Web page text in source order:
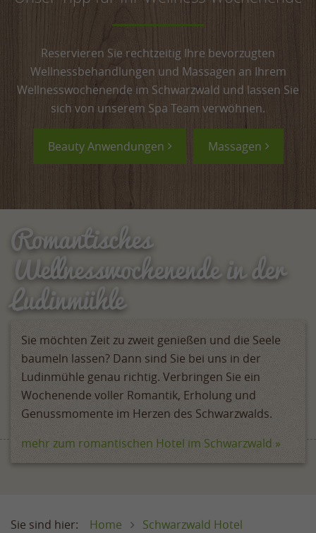
Reservieren Sie rechtzeitig Ihre bevorzugten
Wellnessbehandlungen und Massagen an Ihrem
Wellnesswochenende im Schwarzwald und lassen Sie
sich von unserem Spa Team verwöhnen.
Beauty Anwendungen Massagen
Romantisches
Wellnesswochenende in der
Ludinmühle
Sie möchten Zeit zu zweit genießen und die Seele
baumeln lassen? Dann sind Sie bei uns in der
Ludinmühle genau richtig. Verbringen Sie ein
Wochenende voller Romantik, Erholung und
Genussmomente im Herzen des Schwarzwalds.
mehr zum romantischen Hotel im Schwarzwald »
Home Schwarzwald Hotel